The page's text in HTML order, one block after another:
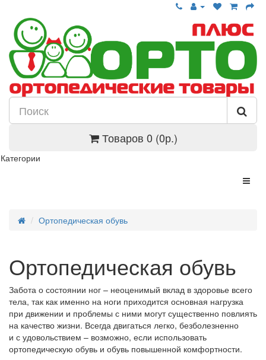
Товаров 0 (0р.)
Категории
Ортопедическая обувь
Ортопедическая обувь
Забота о состоянии ног – неоценимый вклад в здоровье всего
тела, так как именно на ноги приходится основная нагрузка
при движении и проблемы с ними могут существенно повлиять
на качество жизни. Всегда двигаться легко, безболезненно
и с удовольствием – возможно, если использовать
ортопедическую обувь и обувь повышенной комфортности.